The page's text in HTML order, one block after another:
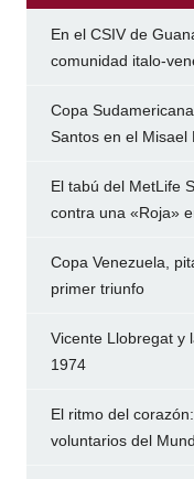
En el CSIV de
comunidad italo-
Copa
Santos en el Misael
El tabú del MetLife
contra una «Roja»
Copa Venezuela,
primer triunfo
Vicente Llobregat y
1974
El ritmo del
voluntarios del